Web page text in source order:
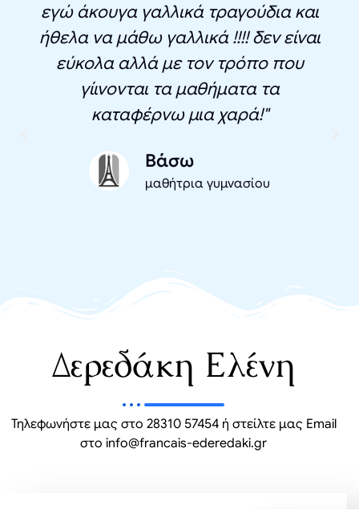
εγώ άκουγα γαλλικά τραγούδια και
ήθελα να μάθω γαλλικά !!!! δεν είναι
εύκολα αλλά με τον τρόπο που
γίινονται τα μαθήματα τα
καταφέρνω μια χαρά!"
Βάσω
μαθήτρια γυμνασίου
Δερεδάκη Ελένη
Τηλεφωνήστε μας στο 28310 57454 ή στείλτε μας Email
στο info@francais-ederedaki.gr